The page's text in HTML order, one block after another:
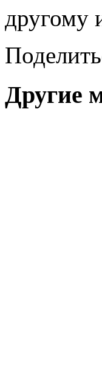
другому
Другие